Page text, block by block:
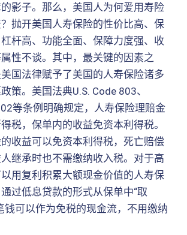
影子。那么，美国人为何爱用寿险
抛开美国人寿保险的性价比高、保
杆高、功能全面、保障力度强、收
性不谈。其中，最关键的因素之
国法律赋予了美国的人寿保险诸多
策。美国法典U.S. Code 803、
等条例明确规定，人寿保险理赔金
税，保单内的收益免资本利得税。
收益可以免资本利得税，死亡赔偿
继承时也不需缴纳收入税。对于高
用复利积累大额现金价值的人寿保
过低息贷款的形式从保单中“取
钱可以作为免税的现金流，不用缴纳